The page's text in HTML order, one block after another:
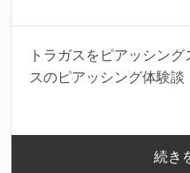
トラガスをピアッシン
スのピアッシング体験談
続き